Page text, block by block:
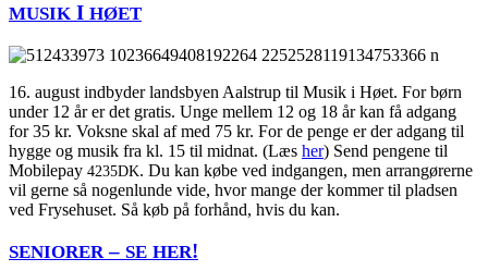
MUSIK I HØET
16. august ind­by­der lands­by­en Aal­strup til Musik i Høet. For børn
under 12 år er det gra­tis. Unge mel­lem 12 og 18 år kan få adgang
for 35 kr. Voks­ne skal af med 75 kr. For de pen­ge er der adgang til
hyg­ge og musik fra kl. 15 til mid­nat. (Læs her) Send pen­ge­ne til
Mobile­pay 4235DK. Du kan købe ved ind­gan­gen, men arran­gø­rer­ne
vil ger­ne så nogen­lun­de vide, hvor man­ge der kom­mer til plad­sen
ved Fryse­hu­set. Så køb på for­hånd, hvis du kan.
SENIORER– SE HER!